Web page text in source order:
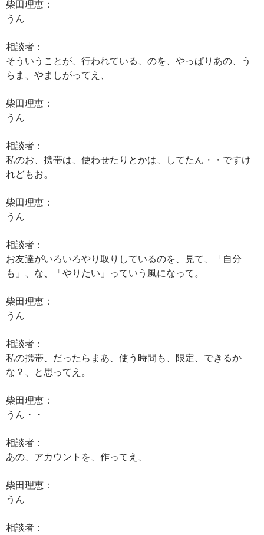
柴田理恵：
うん
相談者：
そういうことが、行われている、のを、やっぱりあの、う
らま、やましがってえ、
柴田理恵：
うん
相談者：
私のお、携帯は、使わせたりとかは、してたん・・ですけ
れどもお。
柴田理恵：
うん
相談者：
お友達がいろいろやり取りしているのを、見て、「自分
も」、な、「やりたい」っていう風になって。
柴田理恵：
うん
相談者：
私の携帯、だったらまあ、使う時間も、限定、できるか
な？、と思ってえ。
柴田理恵：
うん・・
相談者：
あの、アカウントを、作ってえ、
柴田理恵：
うん
相談者：